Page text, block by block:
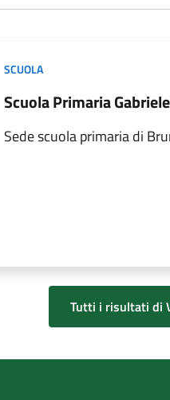
SCUOLA
Scuola Primaria
Sede scuola primaria di
Tutti i risultati di